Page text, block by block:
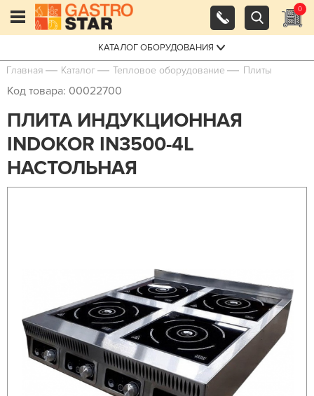
0
КАТАЛОГ ОБОРУДОВАНИЯ
Главная Каталог Тепловое оборудование Плиты
Код товара: 00022700
ПЛИТА ИНДУКЦИОННАЯ
INDOKOR IN3500-4L
НАСТОЛЬНАЯ